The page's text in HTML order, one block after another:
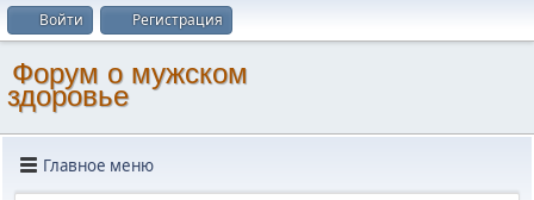
Войти Регистрация
Форум о мужском
здоровье
Главное меню